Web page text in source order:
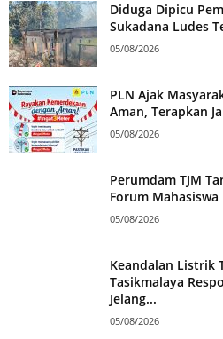
Diduga Dipicu
Sukadana Ludes
05/08/2026
PLN Ajak
Aman, Terapkan
05/08/2026
Perumdam TJM
Forum
05/08/2026
Keandalan Listrik
Tasikmalaya
Jelang...
05/08/2026